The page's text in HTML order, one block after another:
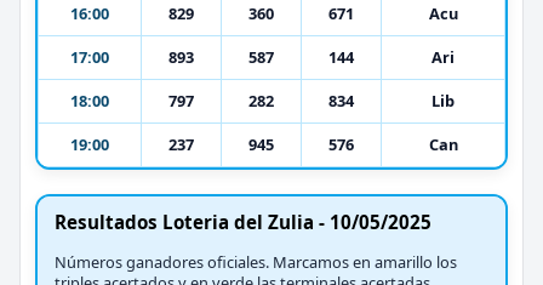
16:00
829 360 671
Acu
17:00
893 587 144
Ari
18:00
797 282 834
Lib
19:00
237 945 576 Can
Resultados Loteria del Zulia - 10/05/2025
Números ganadores oficiales. Marcamos en amarillo los